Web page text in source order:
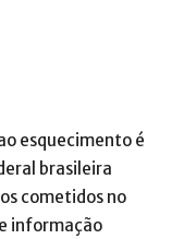
esquecimento é
brasileira
cometidos no
informação